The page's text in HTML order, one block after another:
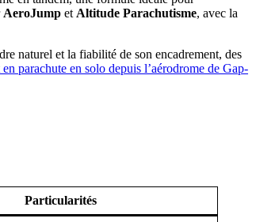
AeroJump et Altitude Parachutisme, avec la
naturel et la fiabilité de son encadrement, des
parachute en solo depuis l’aérodrome de Gap-
Particularités